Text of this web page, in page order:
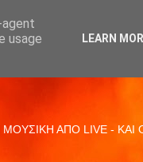
ΑΠΟ LIVE - ΚΑΙ
usage
LEARN